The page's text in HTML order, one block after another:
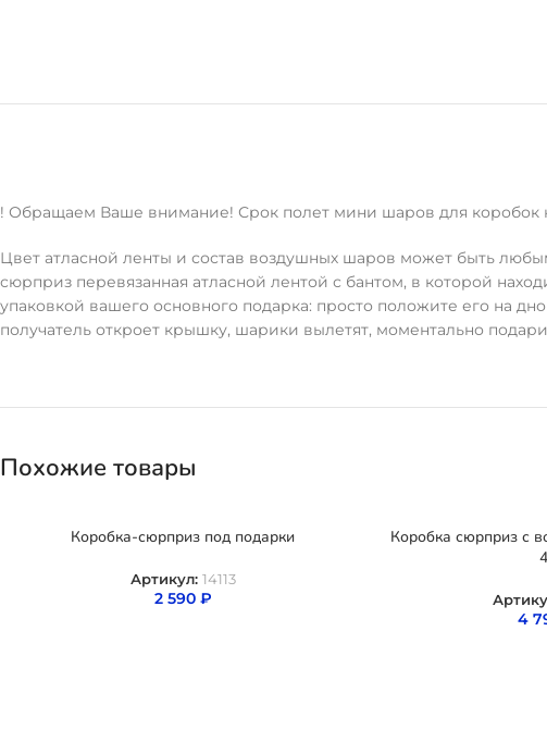
! Обращаем Ваше внимание! Срок полет мини шаров для коробок
Цвет атласной ленты и состав воздушных шаров может быть
сюрприз перевязанная атласной лентой с бантом, в которой
упаковкой вашего основного подарка: просто положите его на
получатель откроет крышку, шарики вылетят, моментально
Похожие товары
Коробка-сюрприз под подарки
Артикул: 14113
2 590 ₽
Коробка сюрприз с
4